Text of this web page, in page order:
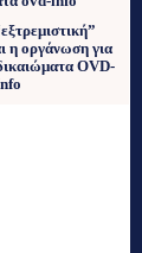
η οργάνωση για
OVD-